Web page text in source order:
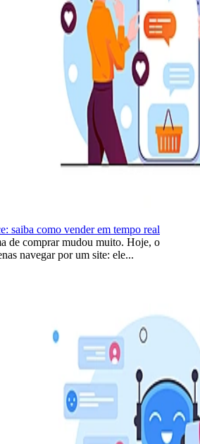
saiba como vender em tempo real
de comprar mudou muito. Hoje, o
navegar por um site: ele...